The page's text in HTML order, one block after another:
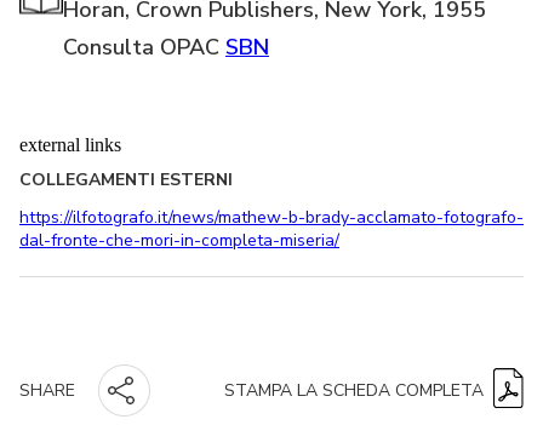
Horan, Crown Publishers, New York, 1955
Consulta OPAC SBN
external links
COLLEGAMENTI ESTERNI
https://ilfotografo.it/news/mathew-b-brady-acclamato-fotografo-
dal-fronte-che-mori-in-completa-miseria/
SHARE STAMPA LA SCHEDA COMPLETA